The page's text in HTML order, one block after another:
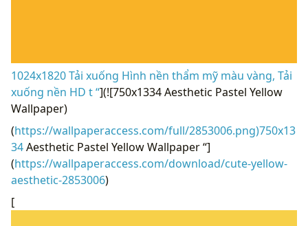
1024x1820 Tải xuống Hình nền thẩm mỹ màu vàng, Tải
xuống nền HD t “](![750x1334 Aesthetic Pastel Yellow
Wallpaper)
(https://wallpaperaccess.com/full/2853006.png)750x13
34Aesthetic Pastel Yellow Wallpaper “]
(https://wallpaperaccess.com/download/cute-yellow-
aesthetic-2853006)
[